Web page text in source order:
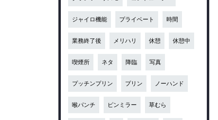
ジャイロ機能 プライベート 時間
業務終了後 メリハリ 休憩 休憩中
喫煙所 ネタ 降臨 写真
プッチンプリン プリン ノーハンド
喉パンチ ピンミラー 草むら